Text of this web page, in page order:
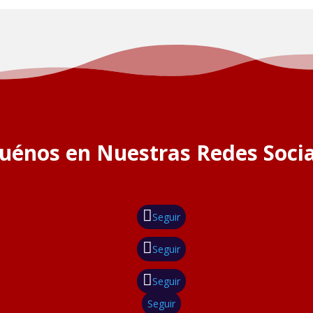
en Nuestras Redes
Seguir
Seguir
Seguir
Seguir